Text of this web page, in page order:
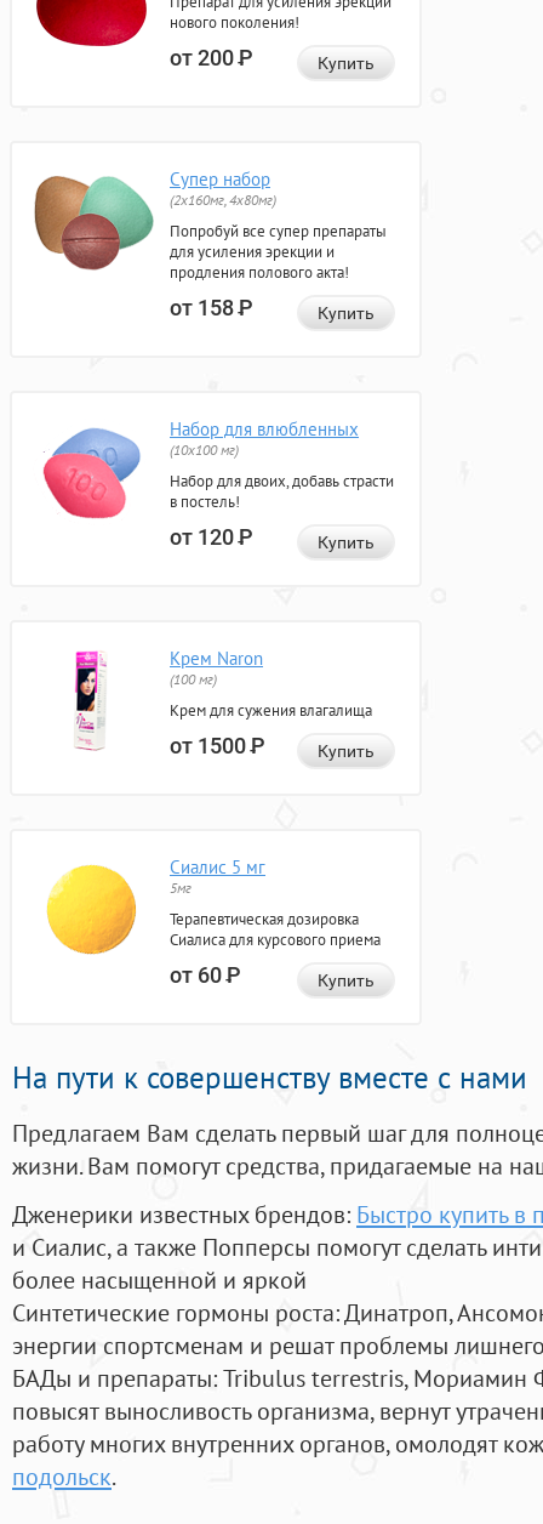
нового поколения!
от 200Р Купить
Супер набор
(2х160мг, 4х80мг)
Попробуй все супер препараты
для усиления эрекции и
продления полового акта!
от 158Р Купить
Набор для влюбленных
(10х100 мг)
Набор для двоих, добавь страсти
в постель!
от 120Р Купить
Крем Naron
(100 мг)
Крем для сужения влагалища
от 1500Р Купить
Сиалис 5 мг
5мг
Терапевтическая дозировка
Сиалиса для курсового приема
от 60Р Купить
На пути к совершенству вместе с нами
Предлагаем Вам сделать первый шаг для
жизни. Вам помогут средства, придагаемые на
Дженерики известных брендов: Быстро купить в
и Сиалис, а также Попперсы помогут сделать
более насыщенной и яркой
Синтетические гормоны роста: Динатроп,
энергии спортсменам и решат проблемы
БАДы и препараты:Tribulus terrestris, Мориамин
повысят выносливость организма, вернут
работу многих внутренних органов, омолодят
подольск.